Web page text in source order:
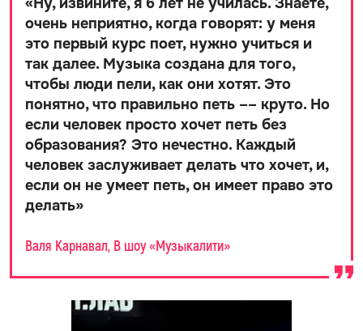
очень неприятно, когда говорят: у меня
это первый курс поет, нужно учиться и
так далее. Музыка создана для того,
чтобы люди пели, как они хотят. Это
понятно, что правильно петь –– круто. Но
если человек просто хочет петь без
образования? Это нечестно. Каждый
человек заслуживает делать что хочет, и,
если он не умеет петь, он имеет право это
делать»
Валя Карнавал, В шоу «Музыкалити»